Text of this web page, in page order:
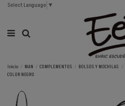
Select Language ▼
Inicio MAN COMPLEMENTOS BOLSOS Y MOCHILAS
COLOR NEGRO